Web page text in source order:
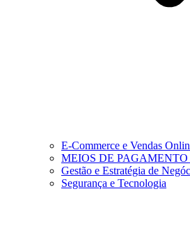
E-Commerce e Vendas
MEIOS DE PAGAMENTO
Gestão e Estratégia de
Segurança e Tecnologia